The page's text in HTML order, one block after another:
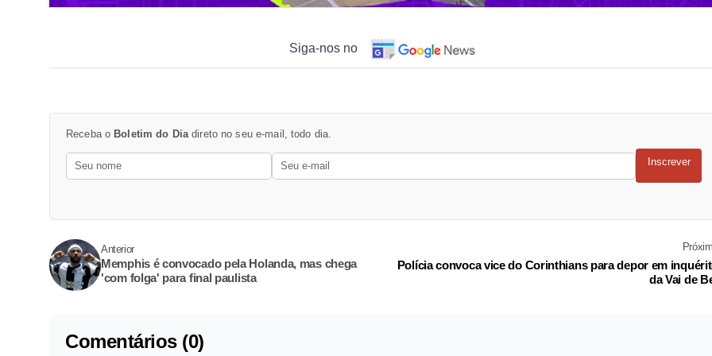
Siga-nos no
Receba o Boletim do Dia direto no seu e-mail, todo dia.
Inscrever
Anterior
Memphis é convocado pela Holanda, mas chega
'com folga' para final paulista
Polícia convoca vice do Corinthians para depor em
da Vai de
Comentários (0)